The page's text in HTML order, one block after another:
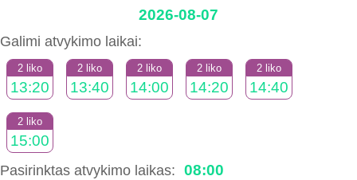
2026-08-07
Galimi atvykimo laikai:
2 liko
13:20
2 liko
13:40
2 liko
14:00
2 liko
14:20
2 liko
14:40
2 liko
15:00
Pasirinktas atvykimo laikas: 08:00